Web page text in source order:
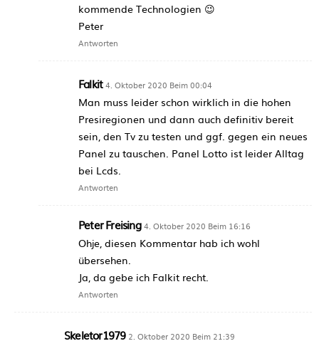
kommende Technologien 😉
Peter
Antworten
Falkit 4. Oktober 2020 Beim 00:04
Man muss leider schon wirklich in die hohen
Presiregionen und dann auch definitiv bereit
sein, den Tv zu testen und ggf. gegen ein neues
Panel zu tauschen. Panel Lotto ist leider Alltag
bei Lcds.
Antworten
Peter Freising 4. Oktober 2020 Beim 16:16
Ohje, diesen Kommentar hab ich wohl
übersehen.
Ja, da gebe ich Falkit recht.
Antworten
Skeletor1979 2. Oktober 2020 Beim 21:39